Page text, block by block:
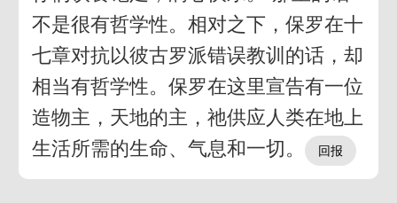
不是很有哲学性。相对之下，保罗在十
七章对抗以彼古罗派错误教训的话，却
相当有哲学性。保罗在这里宣告有一位
造物主，天地的主，祂供应人类在地上
生活所需的生命、气息和一切。